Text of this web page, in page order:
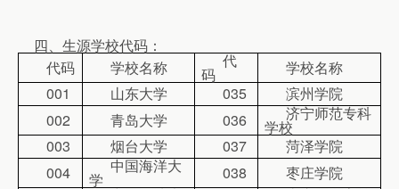
四、生源学校代码：
代码
学校名称 代
码
学校名称
001
山东大学 035
滨州学院
002
青岛大学 036 济宁师范专科
学校
003
烟台大学 037
菏泽学院
004
中国海洋大
学 038
枣庄学院